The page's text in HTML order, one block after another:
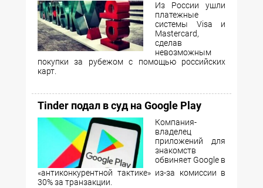
Из России ушли
платежные
системы Visa и
Mastercard,
сделав
невозможным
покупки за рубежом с помощью российских
карт.
Tinder подал в суд на Google Play
Компания-
владелец
приложений для
знакомств
обвиняет Google в
«антиконкурентной тактике» из-за комиссии в
30% за транзакции.